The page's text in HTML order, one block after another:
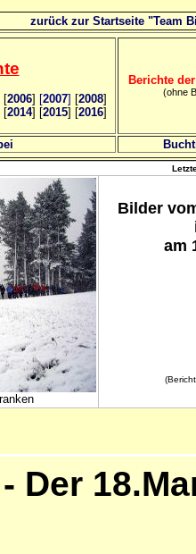
zurück zur Startseite "Team
[2006] [2007] [2008]
[2014] [2015] [2016]
Berichte
(ohne
Bilder
am
Der